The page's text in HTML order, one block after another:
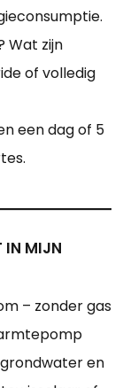
Wat zijn
of volledig
een dag of 5
IN MIJN
– zonder gas
en